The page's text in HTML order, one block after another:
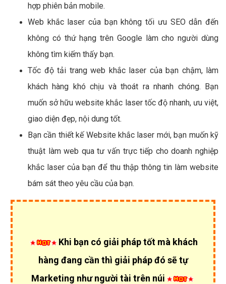
hợp phiên bản mobile.
Web khắc laser của bạn không tối ưu SEO dẫn đến
không có thứ hạng trên Google làm cho người dùng
không tìm kiếm thấy bạn.
Tốc độ tải trang web khắc laser của bạn chậm, làm
khách hàng khó chịu và thoát ra nhanh chóng. Bạn
muốn sở hữu website khắc laser tốc độ nhanh, ưu việt,
giao diện đẹp, nội dung tốt.
Bạn cần thiết kế Website khắc laser mới, bạn muốn kỹ
thuật làm web qua tư vấn trực tiếp cho doanh nghiệp
khắc laser của bạn để thu thập thông tin làm website
bám sát theo yêu cầu của bạn.
Khi bạn có giải pháp tốt mà khách
hàng đang cần thì giải pháp đó sẽ tự
Marketing như người tài trên núi